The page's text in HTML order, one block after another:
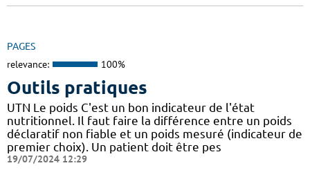
PAGES
relevance: 100%
Outils pratiques
UTN Le poids C'est un bon indicateur de l'état
nutritionnel. Il faut faire la différence entre un poids
déclaratif non fiable et un poids mesuré (indicateur de
premier choix). Un patient doit être pes
19/07/2024 12:29